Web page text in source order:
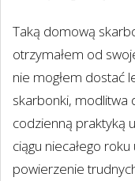
Taką domową
otrzymałem od
nie mogłem dostać
skarbonki, modlitwa
codzienną praktyką
ciągu niecałego
powierzenie